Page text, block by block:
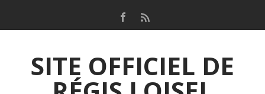
SITE OFFICIEL DE